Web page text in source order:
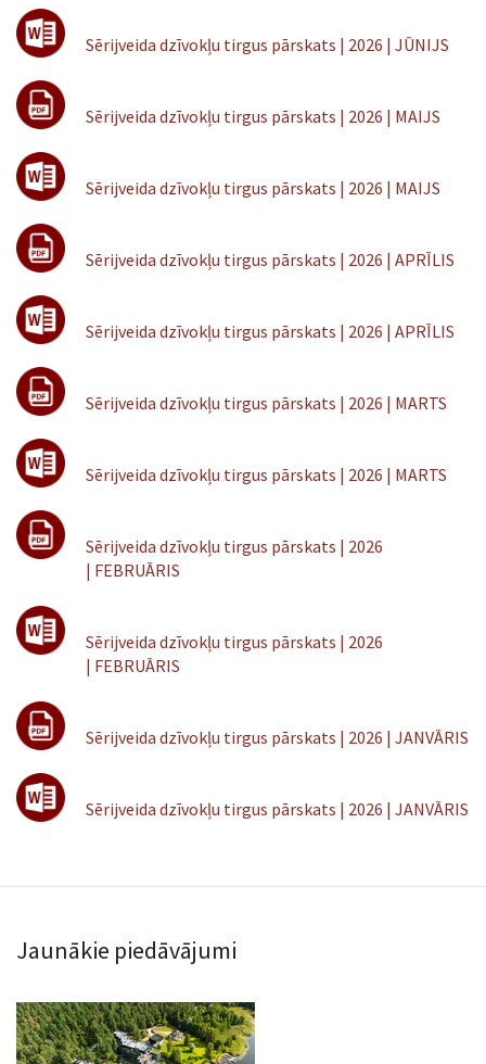
Sērijveida dzīvokļu tirgus pārskats | 2026 | JŪNIJS
Sērijveida dzīvokļu tirgus pārskats | 2026 | MAIJS
Sērijveida dzīvokļu tirgus pārskats | 2026 | MAIJS
Sērijveida dzīvokļu tirgus pārskats | 2026 | APRĪLIS
Sērijveida dzīvokļu tirgus pārskats | 2026 | APRĪLIS
Sērijveida dzīvokļu tirgus pārskats | 2026 | MARTS
Sērijveida dzīvokļu tirgus pārskats | 2026 | MARTS
Sērijveida dzīvokļu tirgus pārskats | 2026
| FEBRUĀRIS
Sērijveida dzīvokļu tirgus pārskats | 2026
| FEBRUĀRIS
Sērijveida dzīvokļu tirgus pārskats | 2026 | JANVĀRIS
Sērijveida dzīvokļu tirgus pārskats | 2026 | JANVĀRIS
Jaunākie piedāvājumi